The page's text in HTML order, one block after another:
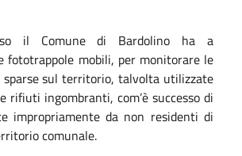
il Comune di Bardolino ha a
fototrappole mobili, per monitorare le
sparse sul territorio, talvolta utilizzate
rifiuti ingombranti, com’è successo di
impropriamente da non residenti di
comunale.